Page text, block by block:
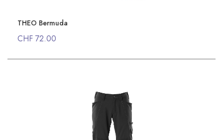
THEO Bermuda
CHF 72.00